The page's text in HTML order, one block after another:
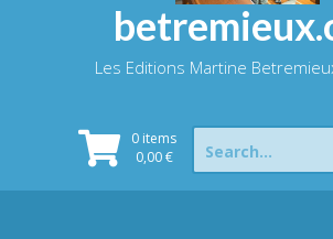
Les Editions Martine
0 items
0,00€
Search
for: